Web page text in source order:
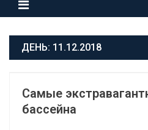
ДЕНЬ: 11.12.2018
Самые
бассейна